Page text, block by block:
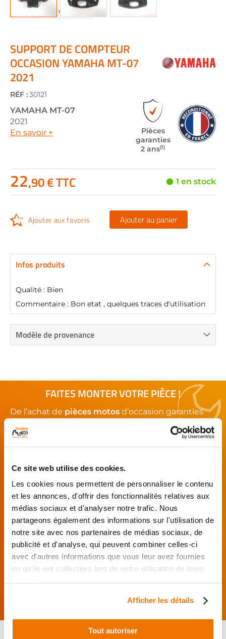
Ce site web utilise des cookies.
Les cookies nous permettent de personnaliser le contenu
et les annonces, d'offrir des fonctionnalités relatives aux
médias sociaux et d'analyser notre trafic. Nous
partageons également des informations sur l'utilisation de
notre site avec nos partenaires de médias sociaux, de
publicité et d'analyse, qui peuvent combiner celles-ci
avec d'autres informations que vous leur avez fournies
ou qu'ils ont collectées lors de votre utilisation de leurs
Afficher les détails
Tout autoriser
the
beginning
of
the
images
gallery
SUPPORT DE COMPTEUR
OCCASION YAMAHA MT-07
2021
RÉF :30121
YAMAHA MT-07
2021
En savoir +
Pièces
garanties
2 ans(1)
22,90 € TTC 1 en stock
Ajouter aux favoris Ajouter au panier
Infos produits
Qualité : Bien
Commentaire : Bon etat , quelques traces d'utilisation
Modèle de provenance
FAITES MONTER VOTRE PIÈCE !
De l’achat de pièces motos d’occasion garanties
moto
retrouvez notre réseau de réparateurs et de
garages partenaires.
présente au garage.
J’effectue ma
directement auprès
du réparateur.
Mes pièces sont livrées et
montées chez le partenaire.